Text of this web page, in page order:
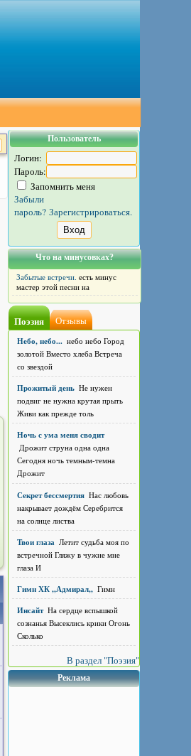
Пользователь
Логин:
Пароль:
Запомнить меня
Забыли
пароль? Зарегистрироваться.
Что на минусовках?
Забытые встречи. есть минус
мастер этой песни на
Поэзия Отзывы
Небо, небо... небо небо Город
золотой Вместо хлеба Встреча
со звездой
Прожитый день Не нужен
подвиг не нужна крутая прыть
Живи как прежде толь
Ночь с ума меня сводит
Дрожит струна одна одна
Сегодня ночь темным-темна
Дрожит
Секрет бессмертия Нас любовь
накрывает дождём Серебрится
на солнце листва
Твои глаза Летит судьба моя по
встречной Гляжу в чужие мне
глаза И
Гимн ХК ,,Адмирал,, Гимн
Инсайт На сердце вспышкой
сознанья Высеклись крики Огонь
Сколько
В раздел "Поэзия"
Реклама